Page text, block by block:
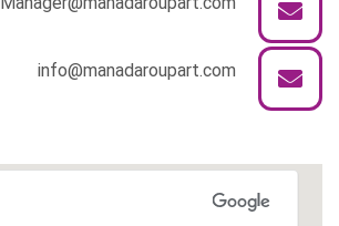
info@manadaroupart.com